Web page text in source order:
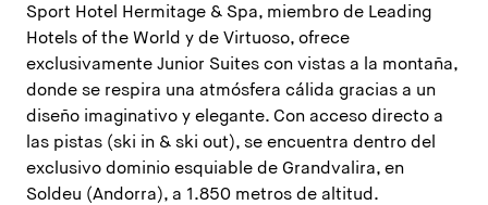
Sport Hotel Hermitage & Spa, miembro de Leading
Hotels of the World y de Virtuoso, ofrece
exclusivamente Junior Suites con vistas a la montaña,
donde se respira una atmósfera cálida gracias a un
diseño imaginativo y elegante. Con acceso directo a
las pistas (ski in & ski out), se encuentra dentro del
exclusivo dominio esquiable de Grandvalira, en
Soldeu (Andorra), a 1.850 metros de altitud.